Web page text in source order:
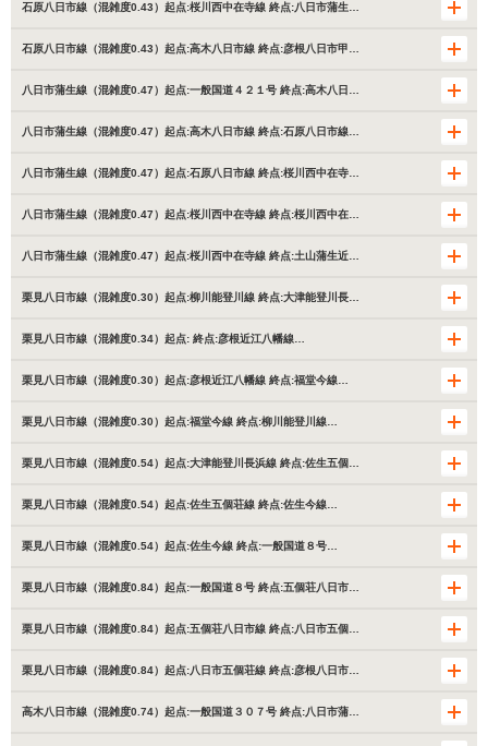
石原八日市線（混雑度0.43）起点:桜川西中在寺線 終点:八日市蒲生…
石原八日市線（混雑度0.43）起点:高木八日市線 終点:彦根八日市甲…
八日市蒲生線（混雑度0.47）起点:一般国道４２１号 終点:高木八日…
八日市蒲生線（混雑度0.47）起点:高木八日市線 終点:石原八日市線…
八日市蒲生線（混雑度0.47）起点:石原八日市線 終点:桜川西中在寺…
八日市蒲生線（混雑度0.47）起点:桜川西中在寺線 終点:桜川西中在…
八日市蒲生線（混雑度0.47）起点:桜川西中在寺線 終点:土山蒲生近…
栗見八日市線（混雑度0.30）起点:柳川能登川線 終点:大津能登川長…
栗見八日市線（混雑度0.34）起点: 終点:彦根近江八幡線…
栗見八日市線（混雑度0.30）起点:彦根近江八幡線 終点:福堂今線…
栗見八日市線（混雑度0.30）起点:福堂今線 終点:柳川能登川線…
栗見八日市線（混雑度0.54）起点:大津能登川長浜線 終点:佐生五個…
栗見八日市線（混雑度0.54）起点:佐生五個荘線 終点:佐生今線…
栗見八日市線（混雑度0.54）起点:佐生今線 終点:一般国道８号…
栗見八日市線（混雑度0.84）起点:一般国道８号 終点:五個荘八日市…
栗見八日市線（混雑度0.84）起点:五個荘八日市線 終点:八日市五個…
栗見八日市線（混雑度0.84）起点:八日市五個荘線 終点:彦根八日市…
高木八日市線（混雑度0.74）起点:一般国道３０７号 終点:八日市蒲…